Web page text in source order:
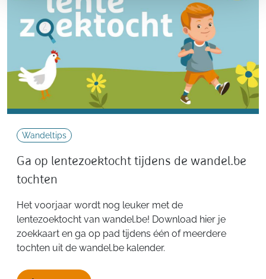
Wandeltips
Ga op lentezoektocht tijdens de wandel.be
tochten
Het voorjaar wordt nog leuker met de
lentezoektocht van wandel.be! Download hier je
zoekkaart en ga op pad tijdens één of meerdere
tochten uit de wandel.be kalender.